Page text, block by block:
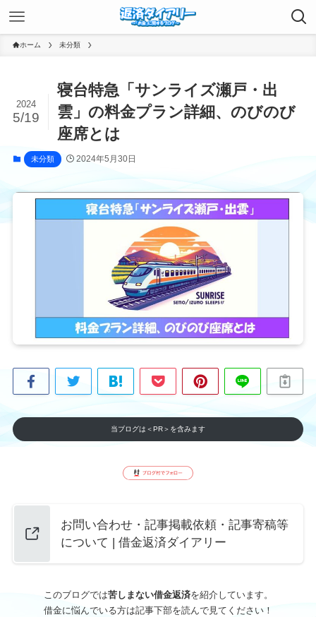
ホーム 未分類
寝台特急「サンライズ瀬戸・出
雲」の料金プラン詳細、のびのび
座席とは
2024
5/19
未分類 2024年5月30日
当ブログは＜PR＞を含みます
お問い合わせ・記事掲載依頼・記事寄稿等
について | 借金返済ダイアリー
このブログでは苦しまない借金返済を紹介しています。
借金に悩んでいる方は記事下部を読んで見てください！